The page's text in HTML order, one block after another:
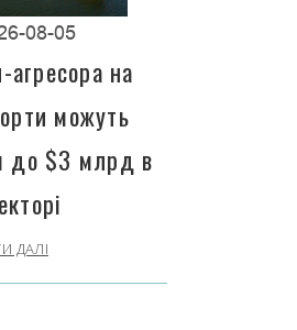
08-05
агресора на
можуть
до $3 млрд в
ДАЛІ